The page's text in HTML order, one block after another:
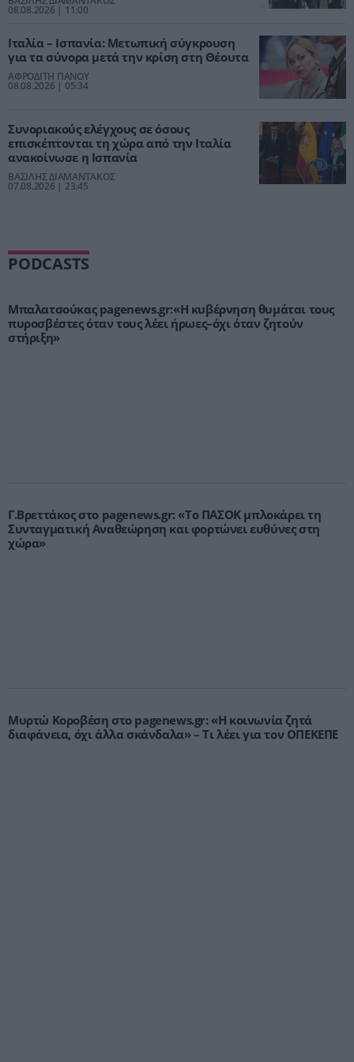
08.08.2026 | 11:00
Ιταλία – Ισπανία: Μετωπική σύγκρουση
για τα σύνορα μετά την κρίση στη Θέουτα
ΑΦΡΟΔΙΤΗ ΠΑΝΟΥ
08.08.2026 | 05:34
Συνοριακούς ελέγχους σε όσους
επισκέπτονται τη χώρα από την Ιταλία
ανακοίνωσε η Ισπανία
ΒΑΣΙΛΗΣ ΔΙΑΜΑΝΤΑΚΟΣ
07.08.2026 | 23:45
PODCASTS
Μπαλατσούκας pagenews.gr:«Η κυβέρνηση θυμάται τους
πυροσβέστες όταν τους λέει ήρωες–όχι όταν ζητούν
στήριξη»
Γ.Βρεττάκος στο pagenews.gr: «Το ΠΑΣΟΚ μπλοκάρει τη
Συνταγματική Αναθεώρηση και φορτώνει ευθύνες στη
χώρα»
Μυρτώ Κοροβέση στο pagenews.gr: «Η κοινωνία ζητά
διαφάνεια, όχι άλλα σκάνδαλα» – Τι λέει για τον ΟΠΕΚΕΠΕ